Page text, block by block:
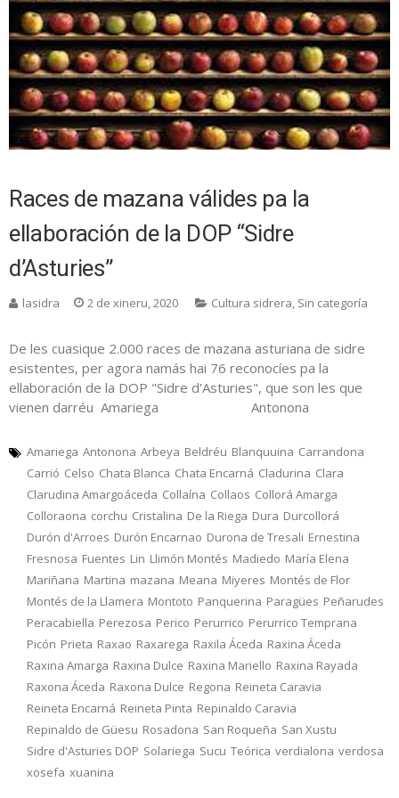
Races de mazana válides pa la
ellaboración de la DOP “Sidre
d’Asturies”
lasidra 2 de xineru, 2020 Cultura sidrera, Sin categoría
De les cuasique 2.000 races de mazana asturiana de sidre
esistentes, per agora namás hai 76 reconocíes pa la
ellaboración de la DOP "Sidre d'Asturies", que son les que
vienen darréu Amariega Antonona
Amariega Antonona Arbeya Beldréu Blanquuina Carrandona
Carrió Celso Chata Blanca Chata Encarná Cladurina Clara
Clarudina Amargoáceda Collaína Collaos Collorá Amarga
Colloraona corchu Cristalina De la Riega Dura Durcollorá
Durón d'Arroes Durón Encarnao Durona de Tresali Ernestina
Fresnosa Fuentes Lin Llimón Montés Madiedo María Elena
Mariñana Martina mazana Meana Miyeres Montés de Flor
Montés de la Llamera Montoto Panquerina Paragües Peñarudes
Peracabiella Perezosa Perico Perurrico Perurrico Temprana
Picón Prieta Raxao Raxarega Raxila Áceda Raxina Áceda
Raxina Amarga Raxina Dulce Raxina Mariello Raxina Rayada
Raxona Áceda Raxona Dulce Regona Reineta Caravia
Reineta Encarná Reineta Pinta Repinaldo Caravia
Repinaldo de Güesu Rosadona San Roqueña San Xustu
Sidre d'Asturies DOP Solariega Sucu Teórica verdialona verdosa
xosefa xuanina